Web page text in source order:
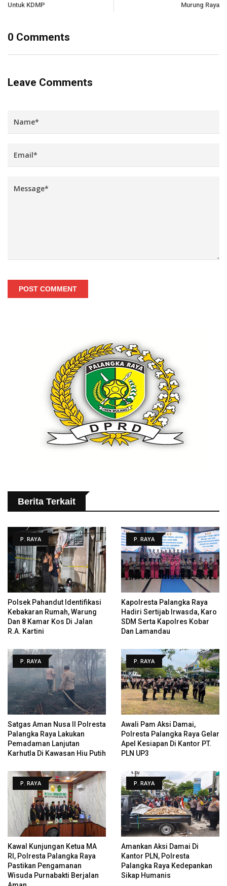
Untuk KDMP
Murung Raya
0 Comments
Leave Comments
POST COMMENT
Berita Terkait
P. RAYA
Polsek Pahandut Identifikasi
Kebakaran Rumah, Warung
Dan 8 Kamar Kos Di Jalan
R.A. Kartini
P. RAYA
Kapolresta Palangka Raya
Hadiri Sertijab Irwasda, Karo
SDM Serta Kapolres Kobar
Dan Lamandau
P. RAYA
Satgas Aman Nusa II Polresta
Palangka Raya Lakukan
Pemadaman Lanjutan
Karhutla Di Kawasan Hiu Putih
P. RAYA
Awali Pam Aksi Damai,
Polresta Palangka Raya Gelar
Apel Kesiapan Di Kantor PT.
PLN UP3
P. RAYA
Kawal Kunjungan Ketua MA
RI, Polresta Palangka Raya
Pastikan Pengamanan
Wisuda Purnabakti Berjalan
P. RAYA
Amankan Aksi Damai Di
Kantor PLN, Polresta
Palangka Raya Kedepankan
Sikap Humanis